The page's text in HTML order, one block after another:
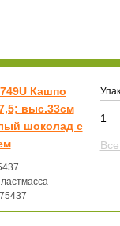
Кашпо
выс.33см
шоколад с
1